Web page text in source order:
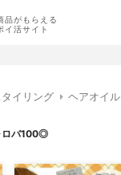
品がもらえる
イ活サイト
イリング ヘアオイル
ロバ100◎